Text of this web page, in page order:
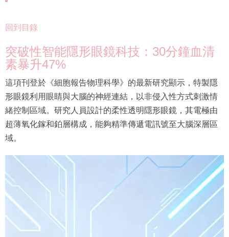
回到目錄
突破性智能隱形眼鏡科技：30分鐘血清
素暴升47%
這項刊登於《細胞報告物理科學》的最新研究顯示，特製隱
形眼鏡利用眼睛與大腦的神經連結，以非侵入性方式刺激情
緒控制區域。研究人員設計的柔性透明隱形眼鏡，其電極由
超薄氧化鎵和鉑層構成，能夠精準傳遞電訊號至大腦深層區
域。